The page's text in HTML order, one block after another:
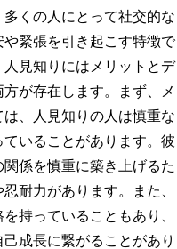
多くの人にとって社交的な
や緊張を引き起こす特徴で
人見知りにはメリットとデ
方が存在します。まず、メ
は、人見知りの人は慎重な
ていることがあります。彼
関係を慎重に築き上げるた
耐力があります。また、
持っていることもあり、
己成長に繋がることがあり